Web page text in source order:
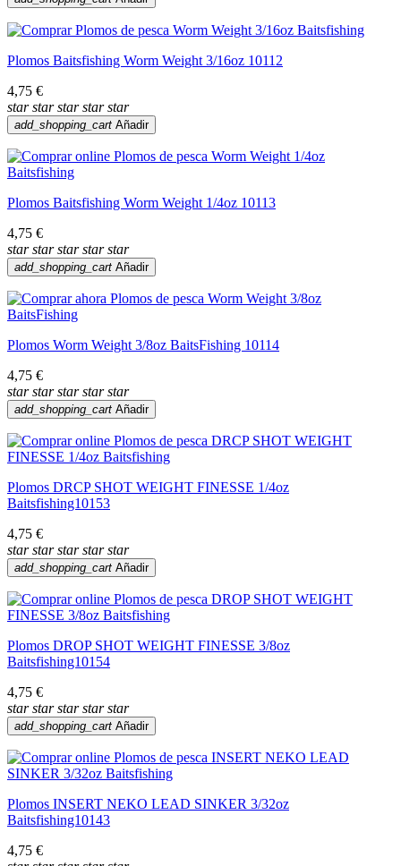
Plomos Baitsfishing Worm Weight 3/16oz 10112
4,75 €
star star star star star
add_shopping_cart Añadir
Plomos Baitsfishing Worm Weight 1/4oz 10113
4,75 €
star star star star star
add_shopping_cart Añadir
Plomos Worm Weight 3/8oz BaitsFishing 10114
4,75 €
star star star star star
add_shopping_cart Añadir
Plomos DRCP SHOT WEIGHT FINESSE 1/4oz
Baitsfishing10153
4,75 €
star star star star star
add_shopping_cart Añadir
Plomos DROP SHOT WEIGHT FINESSE 3/8oz
Baitsfishing10154
4,75 €
star star star star star
add_shopping_cart Añadir
Plomos INSERT NEKO LEAD SINKER 3/32oz
Baitsfishing10143
4,75 €